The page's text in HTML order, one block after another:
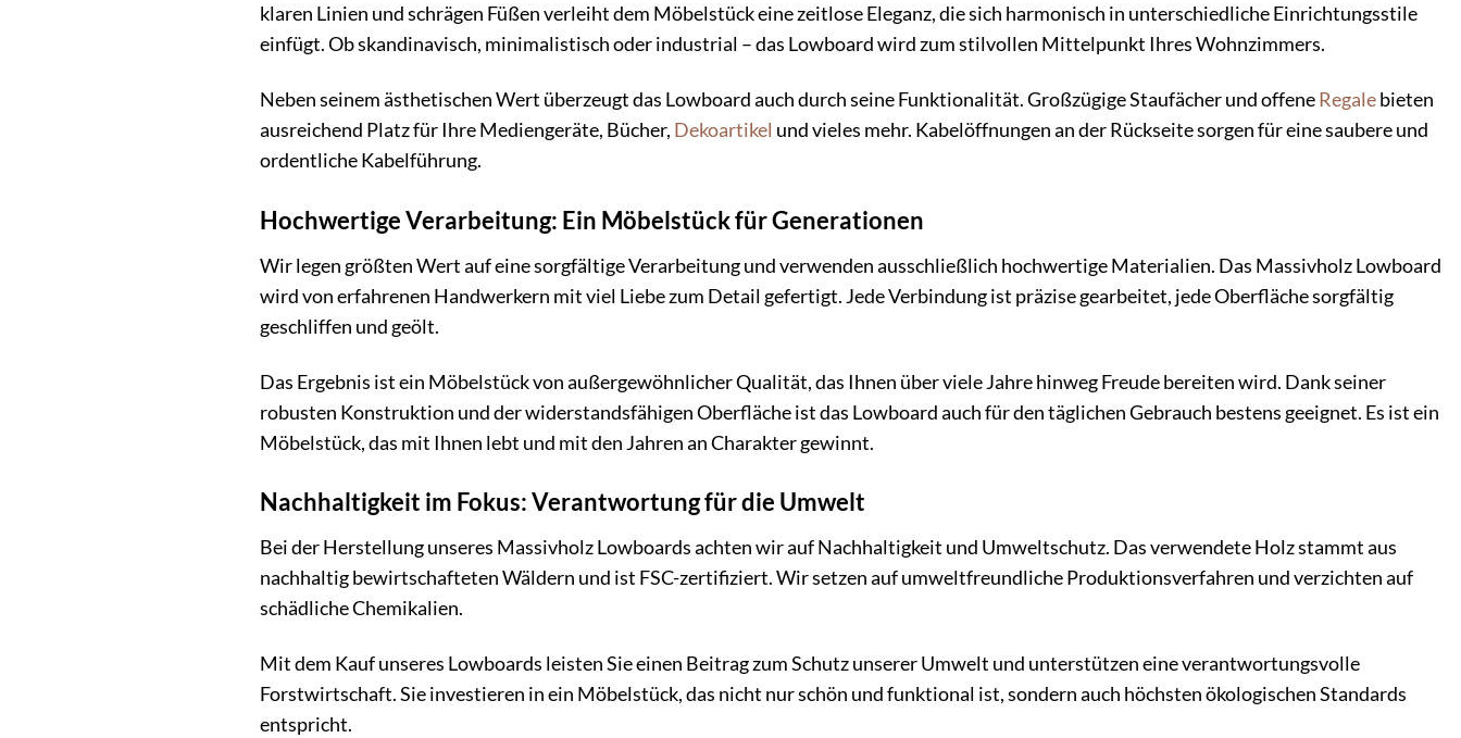
klaren Linien und schrägen Füßen verleiht dem Möbelstück eine zeitlose Eleganz, die sich harmonisch in unterschiedliche Einrichtungsstile
einfügt. Ob skandinavisch, minimalistisch oder industrial – das Lowboard wird zum stilvollen Mittelpunkt Ihres Wohnzimmers.
Neben seinem ästhetischen Wert überzeugt das Lowboard auch durch seine Funktionalität. Großzügige Staufächer und offeneRegalebieten
ausreichend Platz für Ihre Mediengeräte, Bücher, Dekoartikel und vieles mehr. Kabelöffnungen an der Rückseite sorgen für eine saubere und
ordentliche Kabelführung.
Hochwertige Verarbeitung: Ein Möbelstück für Generationen
Wir legen größten Wert auf eine sorgfältige Verarbeitung und verwenden ausschließlich hochwertige Materialien. Das Massivholz Lowboard
wird von erfahrenen Handwerkern mit viel Liebe zum Detail gefertigt. Jede Verbindung ist präzise gearbeitet, jede Oberfläche sorgfältig
geschliffen und geölt.
Das Ergebnis ist ein Möbelstück von außergewöhnlicher Qualität, das Ihnen über viele Jahre hinweg Freude bereiten wird. Dank seiner
robusten Konstruktion und der widerstandsfähigen Oberfläche ist das Lowboard auch für den täglichen Gebrauch bestens geeignet. Es ist ein
Möbelstück, das mit Ihnen lebt und mit den Jahren an Charakter gewinnt.
Nachhaltigkeit im Fokus: Verantwortung für die Umwelt
Bei der Herstellung unseres Massivholz Lowboards achten wir auf Nachhaltigkeit und Umweltschutz. Das verwendete Holz stammt aus
nachhaltig bewirtschafteten Wäldern und ist FSC-zertifiziert. Wir setzen auf umweltfreundliche Produktionsverfahren und verzichten auf
schädliche Chemikalien.
Mit dem Kauf unseres Lowboards leisten Sie einen Beitrag zum Schutz unserer Umwelt und unterstützen eine verantwortungsvolle
Forstwirtschaft. Sie investieren in ein Möbelstück, das nicht nur schön und funktional ist, sondern auch höchsten ökologischen Standards
entspricht.